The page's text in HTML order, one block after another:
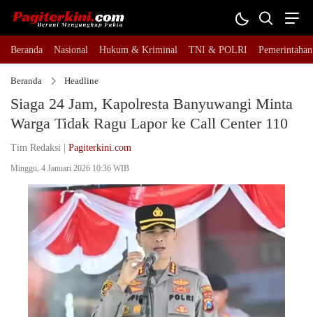
Beranda Nasional Hukum & Kriminal TNI & POLRI Pemerintahan
Beranda Headline
Siaga 24 Jam, Kapolresta Banyuwangi Minta
Warga Tidak Ragu Lapor ke Call Center 110
Tim Redaksi | Pagiterkini.com
Minggu, 4 Januari 2026 10:36 WIB